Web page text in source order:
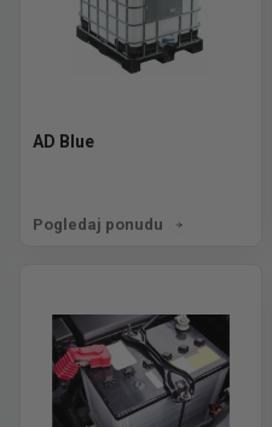
AD Blue
Pogledaj ponudu